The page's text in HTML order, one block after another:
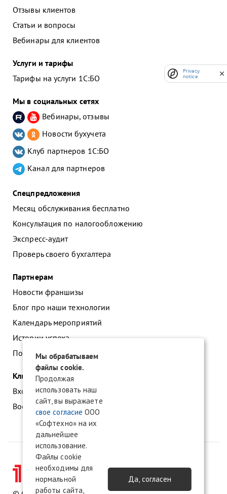
Отзывы клиентов
Статьи и вопросы
Вебинары для клиентов
Услуги и тарифы
Тарифы на услуги 1С:БО
Мы в социальных сетях
Вебинары, отзывы
Новости бухучета
Клуб партнеров 1С:БО
Канал для партнеров
Спецпредложения
Месяц обслуживания бесплатно
Консультация по налогообложению
Экспресс-аудит
Проверь своего бухгалтера
Партнерам
Новости франшизы
Блог про наши технологии
Календарь мероприятий
Истории успеха
Подать заявку на франшизу
Клиентам
Вход в личный кабинет
Восстановление доступа к сервису 1С:БО
Мы обрабатываем
файлы cookie.
Продолжая
использовать наш
сайт, вы выражаете
свое согласие ООО
«Софтехно» на их
дальнейшее
использование.
Файлы cookie
необходимы для
нормальной
работы сайта,
Да, согласен
Privacy
notice